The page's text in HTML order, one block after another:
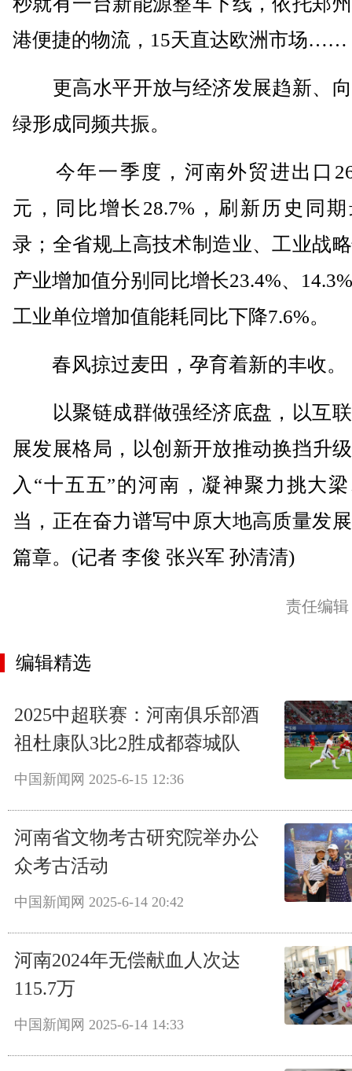
港便捷的物流，15天直达欧洲市场……
更高水平开放与经济发展趋新、
绿形成同频共振。
今年一季度，河南外贸进出口
元，同比增长28.7%，刷新历史同
录；全省规上高技术制造业、工业战
产业增加值分别同比增长23.4%、
工业单位增加值能耗同比下降7.6%。
春风掠过麦田，孕育着新的丰收。
以聚链成群做强经济底盘，以互
展发展格局，以创新开放推动换挡
入“十五五”的河南，凝神聚力挑大
当，正在奋力谱写中原大地高质量发
篇章。(记者 李俊 张兴军 孙清清)
责任编
编辑精选
2025中超联赛：河南俱乐部酒
祖杜康队3比2胜成都蓉城队
中国新闻网 2025-6-15 12:36
河南省文物考古研究院举办公
众考古活动
中国新闻网 2025-6-14 20:42
河南2024年无偿献血人次达
115.7万
中国新闻网 2025-6-14 14:33